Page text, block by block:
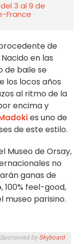
3 al 9 de
France
de
Nacido en las
de baile se
los locos años
al ritmo de la
encima y
es uno de
de este estilo.
Museo de Orsay,
no
ganas de
, 100% feel-good,
parisino.